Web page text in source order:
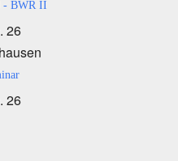
- BWR II
26
26